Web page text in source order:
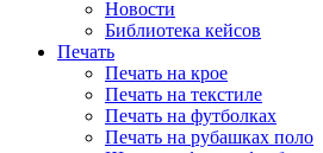
Новости
Библиотека кейсов
Печать
Печать на крое
Печать на текстиле
Печать на футболках
Печать на рубашках поло